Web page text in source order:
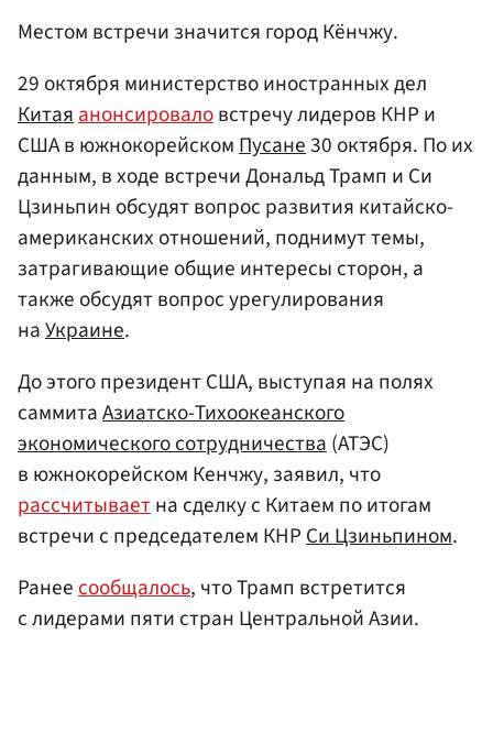
Местом встречи значится город Кёнчжу.
29 октября министерство иностранных дел
Китаяанонсироваловстречу лидеров КНР и
США в южнокорейскомПусане30 октября. По их
данным, в ходе встречи Дональд Трамп и Си
Цзиньпин обсудят вопрос развития китайско-
американских отношений, поднимут темы,
затрагивающие общие интересы сторон, а
также обсудят вопрос урегулирования
наУкраине.
До этого президент США, выступая на полях
саммитаАзиатско-Тихоокеанского
экономического сотрудничества(АТЭС)
в южнокорейском Кенчжу, заявил, что
рассчитываетна сделку с Китаем по итогам
встречи с председателем КНРСи Цзиньпином.
Ранеесообщалось, что Трамп встретится
с лидерами пяти стран Центральной Азии.